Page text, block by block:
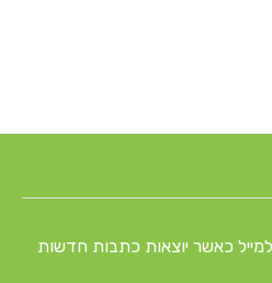
כאשר יוצאות כתבות חדשות